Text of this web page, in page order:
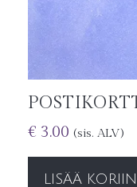
€ 3.00 (sis. ALV)
LISÄÄ KORIIN